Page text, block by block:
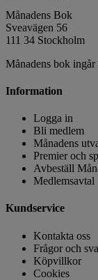
Månadens Bok
Sveavägen 56
111 34 Stockholm
Månadens bok
Information
Logga in
Bli medlem
Månadens
Premier och
Avbeställ
Medlemsavtal
Kundservice
Kontakta oss
Frågor och
Köpvillkor
Cookies